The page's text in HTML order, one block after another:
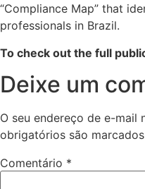
“Compliance Map” that
professionals in Brazil.
To check out the full
Deixe um
O seu endereço de e-mail
obrigatórios são
Comentário *